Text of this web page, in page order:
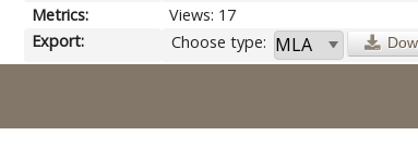
Metrics:
Views: 17
Export:
Choose type: